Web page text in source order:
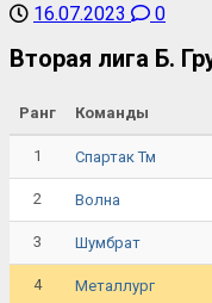
16.07.2023 0
Вторая лига Б.
Ранг Команды
1 Спартак Тм
2 Волна
3 Шумбрат
4 Металлург